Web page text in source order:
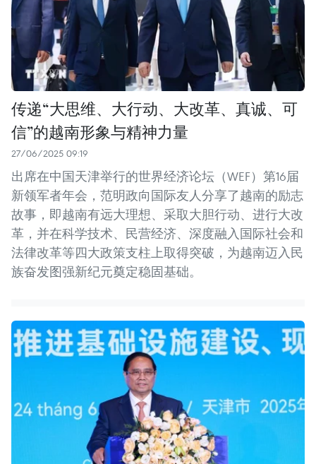
传递“大思维、大行动、大改革、真诚、可
信”的越南形象与精神力量
27/06/2025 09:19
出席在中国天津举行的世界经济论坛（WEF）第16届
新领军者年会，范明政向国际友人分享了越南的励志
故事，即越南有远大理想、采取大胆行动、进行大改
革，并在科学技术、民营经济、深度融入国际社会和
法律改革等四大政策支柱上取得突破，为越南迈入民
族奋发图强新纪元奠定稳固基础。